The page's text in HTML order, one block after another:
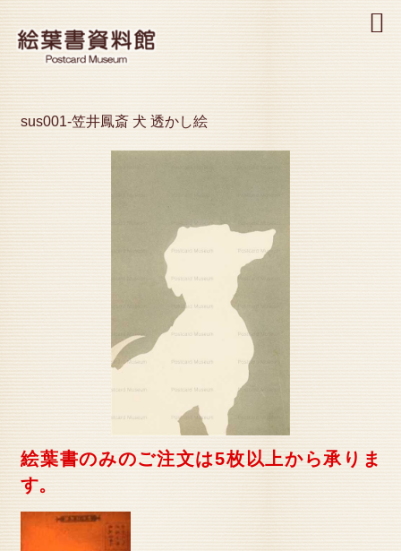
sus001-笠井鳳斎 犬 透かし絵
絵葉書のみのご注文は5枚以上から承りま
す。